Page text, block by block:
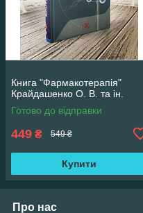
Книга "Фармакотерапія"
Крайдашенко О. В. та ін.
Готово до відправки
449 ₴ 549 ₴
Купити
Про нас